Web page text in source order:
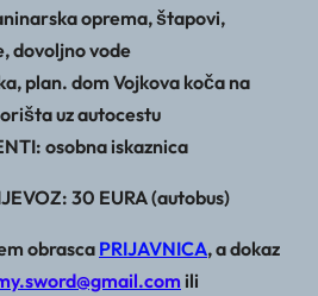
oprema, štapovi,
dovoljno vode
plan. dom Vojkova koča na
uz autocestu
osobna iskaznica
30 EURA (autobus)
obrasca PRIJAVNICA, a dokaz
ili